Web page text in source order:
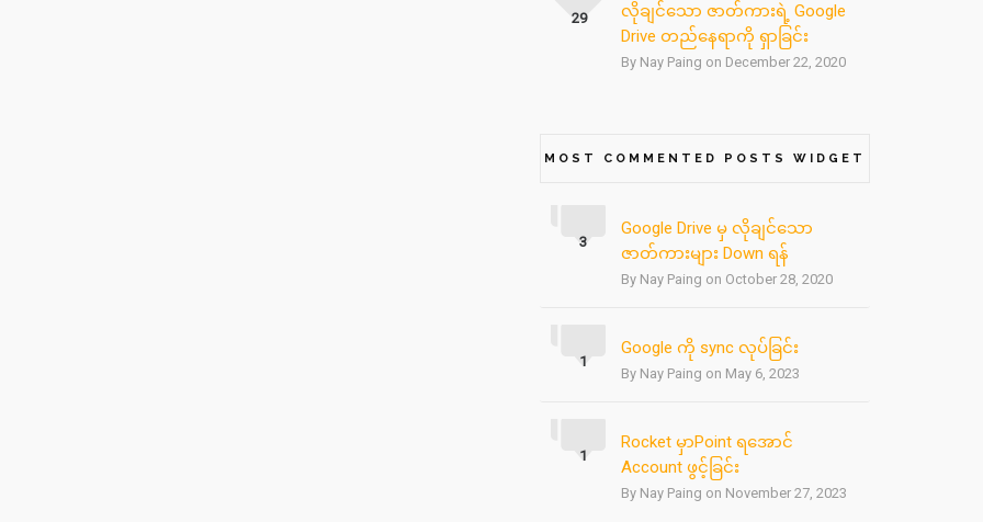
လိုချင်သော ဇာတ်ကားရဲ့ Google
Drive တည်နေရာကို ရှာခြင်း
By Nay Paing on December 22, 2020
29
MOST COMMENTED POSTS WIDGET
Google Drive မှ လိုချင်သော
ဇာတ်ကားများ Down ရန်
By Nay Paing on October 28, 2020
3
Google ကို sync လုပ်ခြင်း
By Nay Paing on May 6, 2023
1
Rocket မှာPoint ရအောင်
Account ဖွင့်ခြင်း
By Nay Paing on November 27, 2023
1